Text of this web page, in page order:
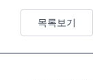
목록보기